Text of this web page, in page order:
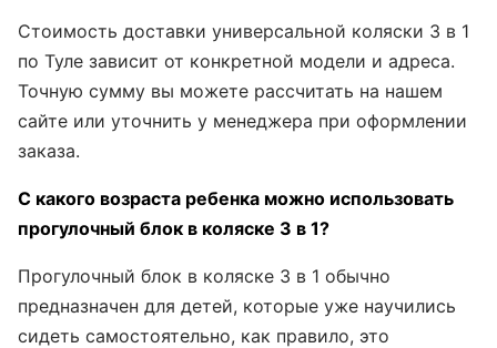
Стоимость доставки универсальной коляски 3 в 1
по Туле зависит от конкретной модели и адреса.
Точную сумму вы можете рассчитать на нашем
сайте или уточнить у менеджера при оформлении
заказа.
С какого возраста ребенка можно использовать
прогулочный блок в коляске 3 в 1?
Прогулочный блок в коляске 3 в 1 обычно
предназначен для детей, которые уже научились
сидеть самостоятельно, как правило, это